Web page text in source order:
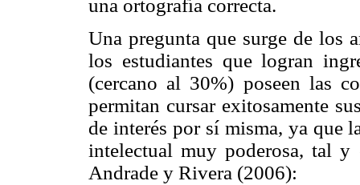
una ortografía correcta.
Una pregunta que surge de los
los estudiantes que logran
(cercano al 30%) poseen las
permitan cursar exitosamente
de interés por sí misma, ya que
intelectual muy poderosa, tal
Andrade y Rivera (2006):